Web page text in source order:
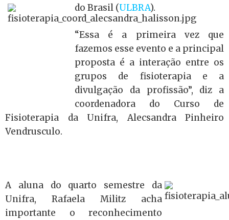
do Brasil (ULBRA).
“Essa é a primeira vez que
fazemos esse evento e a principal
proposta é a interação entre os
grupos de fisioterapia e a
divulgação da profissão”, diz a
coordenadora do Curso de
Fisioterapia da Unifra, Alecsandra Pinheiro
Vendrusculo.
A aluna do quarto semestre da
Unifra, Rafaela Militz acha
importante o reconhecimento